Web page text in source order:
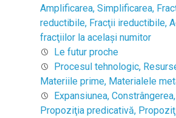
Amplificarea, Simplificarea,
reductibile, Fracţii ireductibile,
fracţiilor la acelaşi numitor
Le futur proche
Procesul tehnologic,
Materiile prime, Materialele
Expansiunea, Constrângerea,
Propoziţia predicativă,